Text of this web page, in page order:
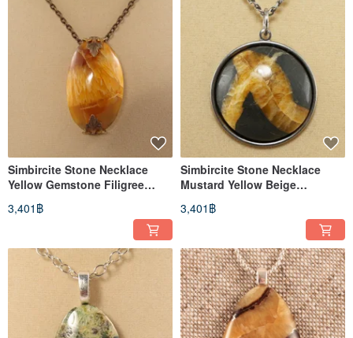
Simbircite Stone Necklace
Yellow Gemstone Filigree
3,401฿
Simbircite Stone Necklace
Mustard Yellow Beige
Jewelry
3,401฿